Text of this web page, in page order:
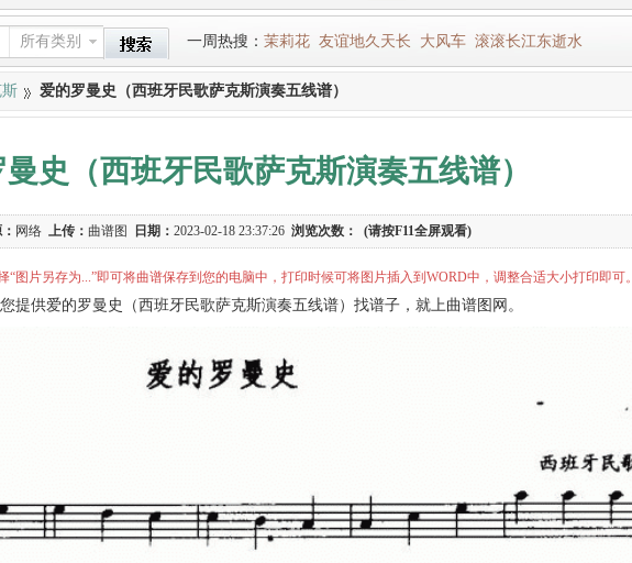
所有类别 一周热搜： 茉莉花 友谊地久天长 大风车 滚滚长江东逝水
爱的罗曼史（西班牙民歌萨克斯演奏五线谱）
史（西班牙民歌萨克斯演奏五线谱）
网络 上传： 曲谱图 日期： 2023-02-18 23:37:26 浏览次数： (请按F11全屏观看)
“图片另存为...”即可将曲谱保存到您的电脑中，打印时候可将图片插入到WORD中，调整合适大小打印即可。
提供爱的罗曼史（西班牙民歌萨克斯演奏五线谱）找谱子，就上曲谱图网。